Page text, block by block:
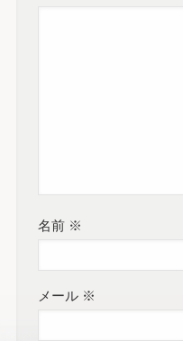
名前 ※
メール ※